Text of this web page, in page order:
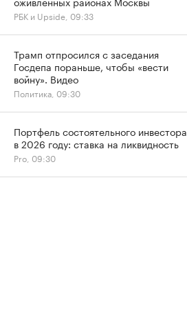
РБК и Upside, 09:33
Трамп отпросился с заседания
Госдепа пораньше, чтобы «вести
войну». Видео
Политика, 09:30
Портфель состоятельного инвестора
в 2026 году: ставка на ликвидность
Pro, 09:30